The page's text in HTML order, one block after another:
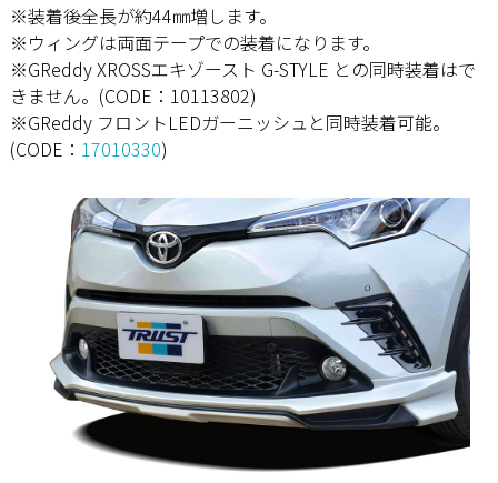
※装着後全長が約44㎜増します。
※ウィングは両面テープでの装着になります。
※GReddy XROSSエキゾースト G-STYLE との同時装着はで
きません。(CODE：10113802)
※GReddy フロントLEDガーニッシュと同時装着可能。
(CODE： 17010330)